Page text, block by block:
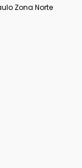
Zona Norte